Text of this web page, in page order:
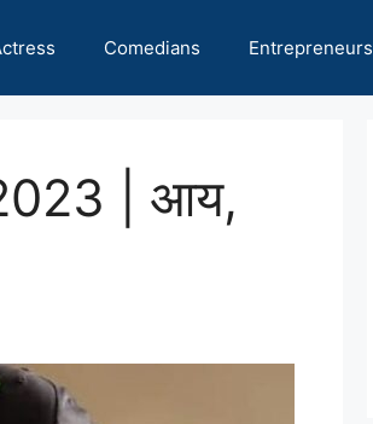
Comedians Entrepreneurs
| आय,